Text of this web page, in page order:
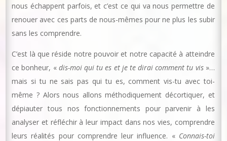
nous échappent parfois, et c’est ce qui va nous permettre de
renouer avec ces parts de nous-mêmes pour ne plus les subir
sans les comprendre.
C’est là que réside notre pouvoir et notre capacité à atteindre
ce bonheur, « dis-moi qui tu es et je te dirai comment tu vis»…
mais si tu ne sais pas qui tu es, comment vis-tu avec toi-
même ? Alors nous allons méthodiquement décortiquer, et
dépiauter tous nos fonctionnements pour parvenir à les
analyser et réfléchir à leur impact dans nos vies, comprendre
leurs réalités pour comprendre leur influence. « Connais-toi